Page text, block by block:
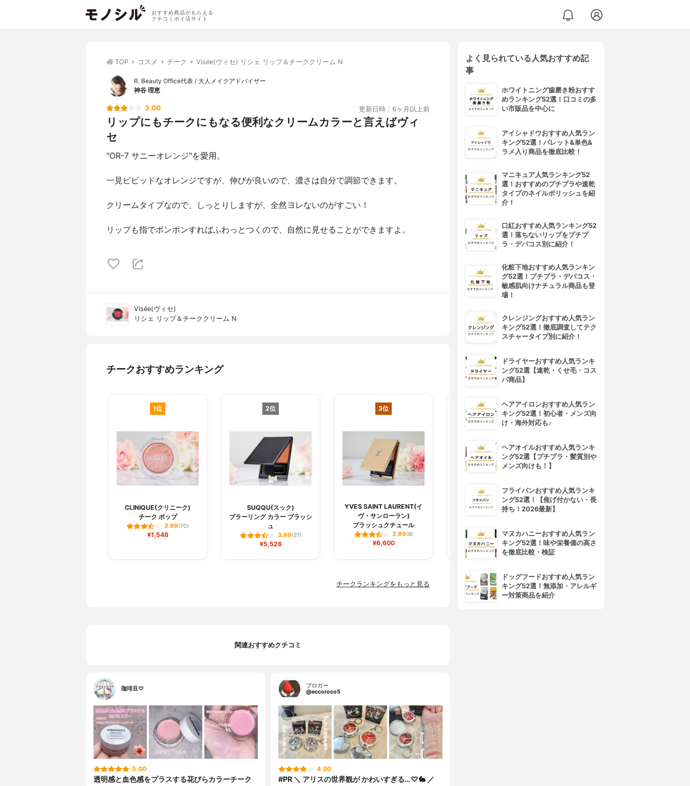
おすすめ商品がもらえる
クチコミポイ活サイト
TOP コスメ チーク Visée(ヴィセ) リシェ リップ＆チーククリーム N
R. Beauty Office代表 / 大人メイクアドバイザー
神谷 理恵
3.00 更新日時：6ヶ月以上前
リップにもチークにもなる便利なクリームカラーと言えばヴィ
セ
"OR-7 サニーオレンジ"を愛用。
一見ビビッドなオレンジですが、伸びが良いので、濃さは自分で調節できます。
クリームタイプなので、しっとりしますが、全然ヨレないのがすごい！
リップも指でポンポンすればふわっとつくので、自然に見せることができますよ。
Visée(ヴィセ)
リシェ リップ＆チーククリーム N
チークおすすめランキング
1位
CLINIQUE(クリニーク)
チーク ポップ
3.99(70)
¥1,548
2位
SUQQU(スック)
ブラーリング カラー ブラッシ
ュ
3.99(27)
¥5,526
3位
YVES SAINT LAURENT(イ
ヴ・サンローラン)
ブラッシュクチュール
3.99(6)
¥6,600
4位
CANMAKE(キャンメイク)
¥600
チークランキングをもっと見る
関連おすすめクチコミ
珈琲豆♡
5.00
透明感と血色感をプラスする花びらカラーチーク
ブロガー
@eccoroco5
4.00
#PR ＼ アリスの世界観が かわいすぎる…♡🐇 ／
よく見られている人気おすすめ記
事
ホワイトニング歯磨き粉おすす
めランキング52選！口コミの多
い市販品を中心に
アイシャドウおすすめ人気ラン
キング52選！パレット&単色&
ラメ入り商品を徹底比較！
マニキュア人気ランキング52
選！おすすめのプチプラや速乾
タイプのネイルポリッシュを紹
介！
口紅おすすめ人気ランキング52
選！落ちないリップをプチプ
ラ・デパコス別に紹介！
化粧下地おすすめ人気ランキン
グ52選！プチプラ・デパコス・
敏感肌向けナチュラル商品も登
場！
クレンジングおすすめ人気ラン
キング52選！徹底調査してテク
スチャータイプ別に紹介！
ドライヤーおすすめ人気ランキ
ング52選【速乾・くせ毛・コス
パ商品】
ヘアアイロンおすすめ人気ラン
キング52選！初心者・メンズ向
け・海外対応も♪
ヘアオイルおすすめ人気ランキ
ング52選【プチプラ・髪質別や
メンズ向けも！】
フライパンおすすめ人気ランキ
ング52選！【焦げ付かない・長
持ち！2026最新】
マヌカハニーおすすめ人気ラン
キング52選！味や栄養価の高さ
を徹底比較・検証
ドッグフードおすすめ人気ラン
キング52選！無添加・アレルギ
ー対策商品を紹介